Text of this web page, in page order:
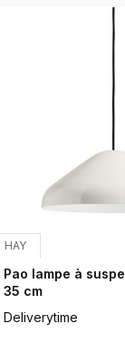
HAY
Pao lampe à
35 cm
Deliverytime